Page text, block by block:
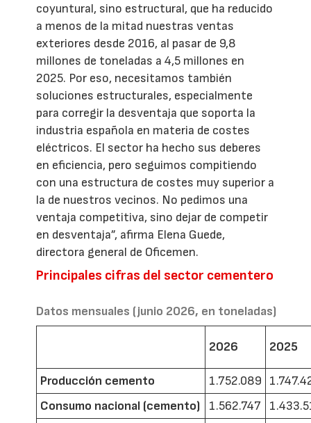
coyuntural, sino estructural, que ha reducido
a menos de la mitad nuestras ventas
exteriores desde 2016, al pasar de 9,8
millones de toneladas a 4,5 millones en
2025. Por eso, necesitamos también
soluciones estructurales, especialmente
para corregir la desventaja que soporta la
industria española en materia de costes
eléctricos. El sector ha hecho sus deberes
en eficiencia, pero seguimos compitiendo
con una estructura de costes muy superior a
la de nuestros vecinos. No pedimos una
ventaja competitiva, sino dejar de competir
en desventaja”, afirma Elena Guede,
directora general de Oficemen.
Principales cifras del sector cementero
Datos mensuales (junio 2026, en toneladas)
2026 2025
Producción cemento 1.752.089
Consumo nacional (cemento)
1.562.747